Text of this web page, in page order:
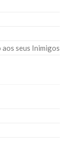
aos seus Inimigos